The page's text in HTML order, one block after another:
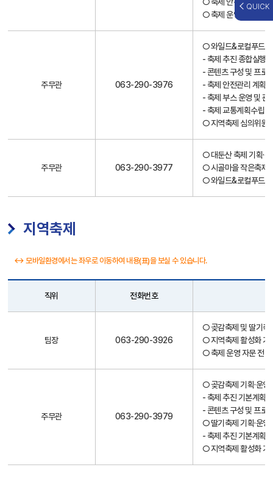
○ 축제 운영 자문 전
주무관 063-290-3976
○ 와일드&로컬푸드축
- 축제 추진 종합실행
- 콘텐츠 구성 및 프로
- 축제 안전관리 계획
- 축제 부스 운영 및 관
- 축제 교통계획수립(
○ 지역축제 심의위원
주무관 063-290-3977
○ 대둔산 축제 기획·
○ 시골마을 작은축제(
○ 와일드&로컬푸드
지역축제
↔ 모바일환경에서는 좌우로 이동하여 내용(표)을 보실 수 있습니다.
직위 전화번호
팀장 063-290-3926
○ 곶감축제 및 딸기축
○ 지역축제 활성화 기
○ 축제 운영 자문 전
주무관 063-290-3979
○ 곶감축제 기획·운영
- 축제 추진 기본계획
- 콘텐츠 구성 및 프로
○ 딸기축제 기획·운영
- 축제 추진 기본계획
○ 지역축제 활성화 기
QUICK